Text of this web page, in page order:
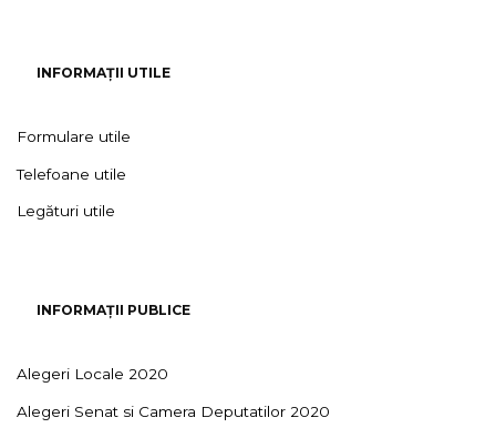
INFORMAȚII UTILE
Formulare utile
Telefoane utile
Legături utile
INFORMAȚII PUBLICE
Alegeri Locale 2020
Alegeri Senat si Camera Deputatilor 2020